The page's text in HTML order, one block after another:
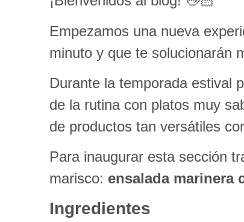
Empezamos una nueva
minuto y que te solucionarán
Durante la temporada estival
de la rutina con platos muy
de productos tan versátiles
Para inaugurar esta sección
marisco: ensalada marinera
Ingredientes